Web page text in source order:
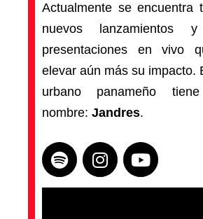
Actualmente se encuentra
nuevos lanzamientos y
presentaciones en vivo
elevar aún más su impacto.
urbano panameño
nombre: Jandres.